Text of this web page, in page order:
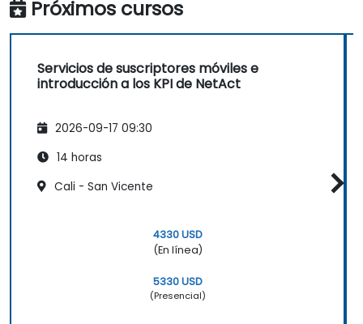
Próximos cursos
Servicios de suscriptores móviles e
introducción a los KPI de NetAct
2026-09-17 09:30
14 horas
Cali - San Vicente
4330 USD
(En línea)
5330 USD
(Presencial)